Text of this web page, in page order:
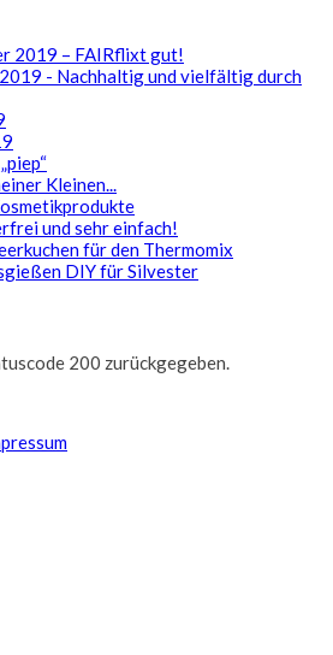
2019 – FAIRflixt gut!
- Nachhaltig und vielfältig durch
Kleinen...
und sehr einfach!
für den Thermomix
DIY für Silvester
200 zurückgegeben.